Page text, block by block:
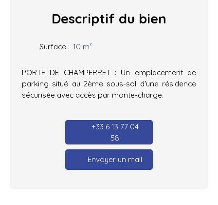
Descriptif du bien
Surface : 10 m²
PORTE DE CHAMPERRET : Un emplacement de
parking situé au 2ème sous-sol d'une résidence
sécurisée avec accès par monte-charge.
+33 6 13 77 04
58
Envoyer un mail